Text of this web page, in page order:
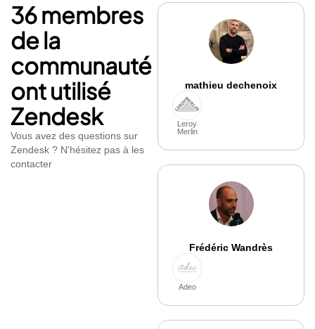
36 membres
de la
communauté
ont utilisé
Zendesk
Vous avez des questions sur
Zendesk ? N'hésitez pas à les
contacter
mathieu dechenoix
Leroy
Merlin
Frédéric Wandrès
Adeo